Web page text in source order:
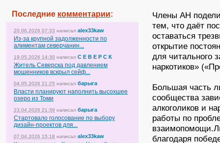
Последние комментарии:
20.06.2026 07:33 написал alex33kaw
Из-за крупной задолженности по
алиментам северчанин...
19.05.2026 14:30 написал С Е В Е Р С К
Житель Северска под давлением
мошенников вскрыл сейф...
04.05.2026 21:25 написал барыга
Власти планируют наполнить высохшее
озеро из Томи
23.04.2026 21:39 написал барыга
Стартовало голосование по выбору
дизайн-проектов для...
07.04.2026 15:18 написал alex33kaw
Члены АН
тем, что даёт
оставаться
открытие
для читального
наркотиков»
Большая часть
сообщества
алкоголиков и
работы по
благодаря